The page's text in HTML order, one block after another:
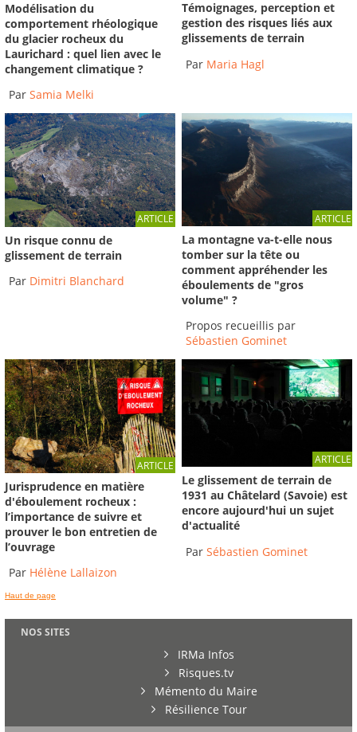
Modélisation du
comportement rhéologique
du glacier rocheux du
Laurichard : quel lien avec le
changement climatique ?
Par Samia Melki
Témoignages, perception et
gestion des risques liés aux
glissements de terrain
Par Maria Hagl
ARTICLE
Un risque connu de
glissement de terrain
Par Dimitri Blanchard
ARTICLE
La montagne va-t-elle nous
tomber sur la tête ou
comment appréhender les
éboulements de "gros
volume" ?
Propos recueillis par
Sébastien Gominet
ARTICLE
Jurisprudence en matière
d'éboulement rocheux :
l’importance de suivre et
prouver le bon entretien de
l’ouvrage
Par Hélène Lallaizon
ARTICLE
Le glissement de terrain de
1931 au Châtelard (Savoie) est
encore aujourd'hui un sujet
d'actualité
ParSébastien Gominet
Haut de page
NOS SITES
IRMa Infos
Risques.tv
Mémento du Maire
Résilience Tour